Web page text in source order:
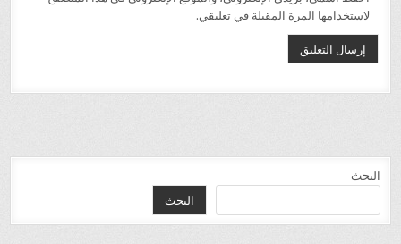
لاستخدامها المرة المقبلة في تعليقي.
البحث
البحث